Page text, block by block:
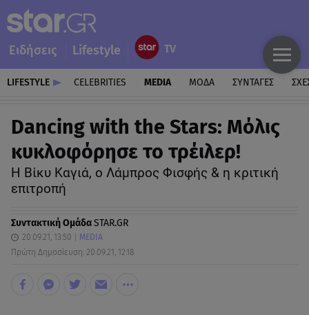
Ειδήσεις Lifestyle
LIFESTYLE CELEBRITIES MEDIA ΜΟΔΑ ΣΥΝΤΑΓΕΣ
Dancing with the Stars: Μόλις
κυκλοφόρησε το τρέιλερ!
Η Βίκυ Καγιά, ο Λάμπρος Φισφής & η κριτική
επιτροπή
Συντακτική ΟμάδαSTAR.GR
20.09.21, 13:50
MEDIA
Πρώτη Δημοσίευση: 20.09.21, 12:18